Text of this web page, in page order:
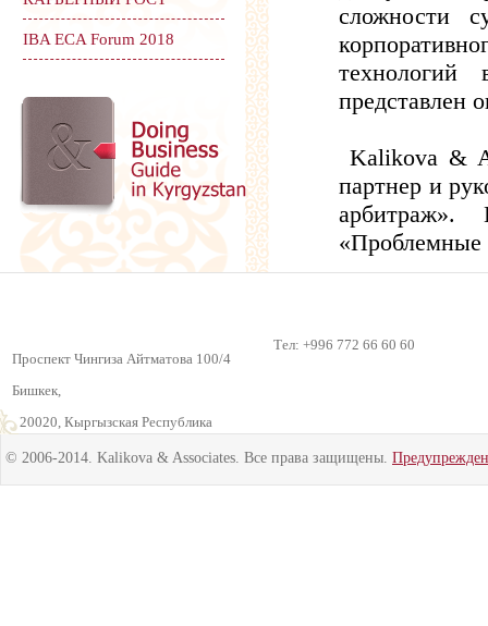
сложности
технологий
представлен
Kalikova &
партнер и
«Проблемные
IBA ECA Forum 2018
Проспект Чингиза Айтматова 100/4
Бишкек,
720020, Кыргызская Республика
Тел: +996 772 66 60 60
© 2006-2014. Kalikova & Associates. Все права защищены.